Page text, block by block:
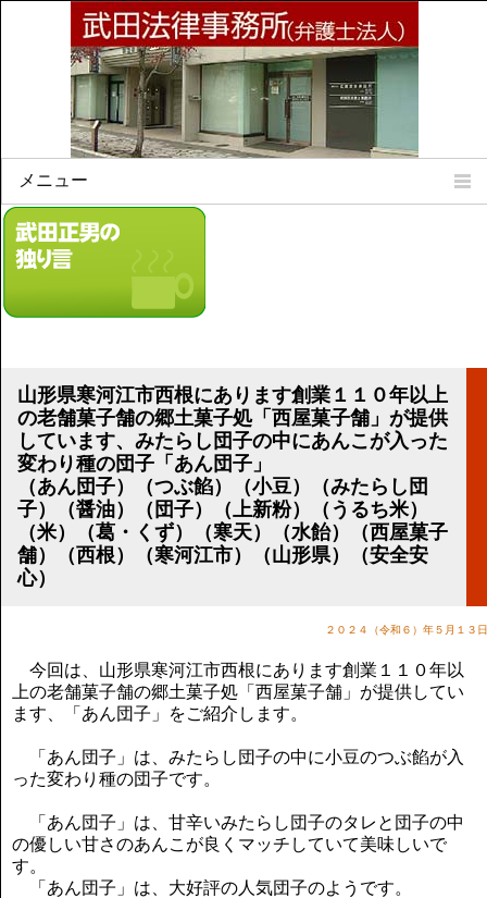
メニュー
Home
所属弁護士
法律相談案内
リンク集
顧問契約について
講演のご案内
気をつけたい法律のポイント
武田正男の独り言
山形県寒河江市西根にあります創業１１０年以上
の老舗菓子舗の郷土菓子処「西屋菓子舗」が提供
しています、みたらし団子の中にあんこが入った
変わり種の団子「あん団子」
（あん団子）（つぶ餡）（小豆）（みたらし団
子）（醤油）（団子）（上新粉）（うるち米）
（米）（葛・くず）（寒天）（水飴）（西屋菓子
舗）（西根）（寒河江市）（山形県）（安全安
心）
２０２４（令和６）年５月１３日
今回は、山形県寒河江市西根にあります創業１１０年以
上の老舗菓子舗の郷土菓子処「西屋菓子舗」が提供してい
ます、「あん団子」をご紹介します。
「あん団子」は、みたらし団子の中に小豆のつぶ餡が入
った変わり種の団子です。
「あん団子」は、甘辛いみたらし団子のタレと団子の中
の優しい甘さのあんこが良くマッチしていて美味しいで
す。
「あん団子」は、大好評の人気団子のようです。